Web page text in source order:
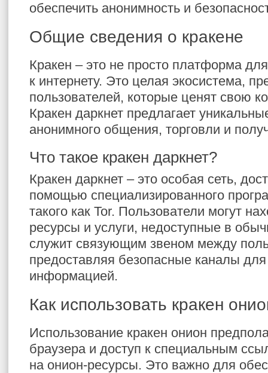
обеспечить анонимность и
Общие сведения о кракене
Кракен – это не просто платформа
к интернету. Это целая экосистема,
пользователей, которые ценят свою
Кракен даркнет предлагает
анонимного общения, торговли и
Что такое кракен даркнет?
Кракен даркнет – это особая сеть,
помощью специализированного
такого как Tor. Пользователи могут
ресурсы и услуги, недоступные в
служит связующим звеном между
предоставляя безопасные каналы
информацией.
Как использовать кракен
Использование кракен онион
браузера и доступ к специальным
на онион-ресурсы. Это важно для